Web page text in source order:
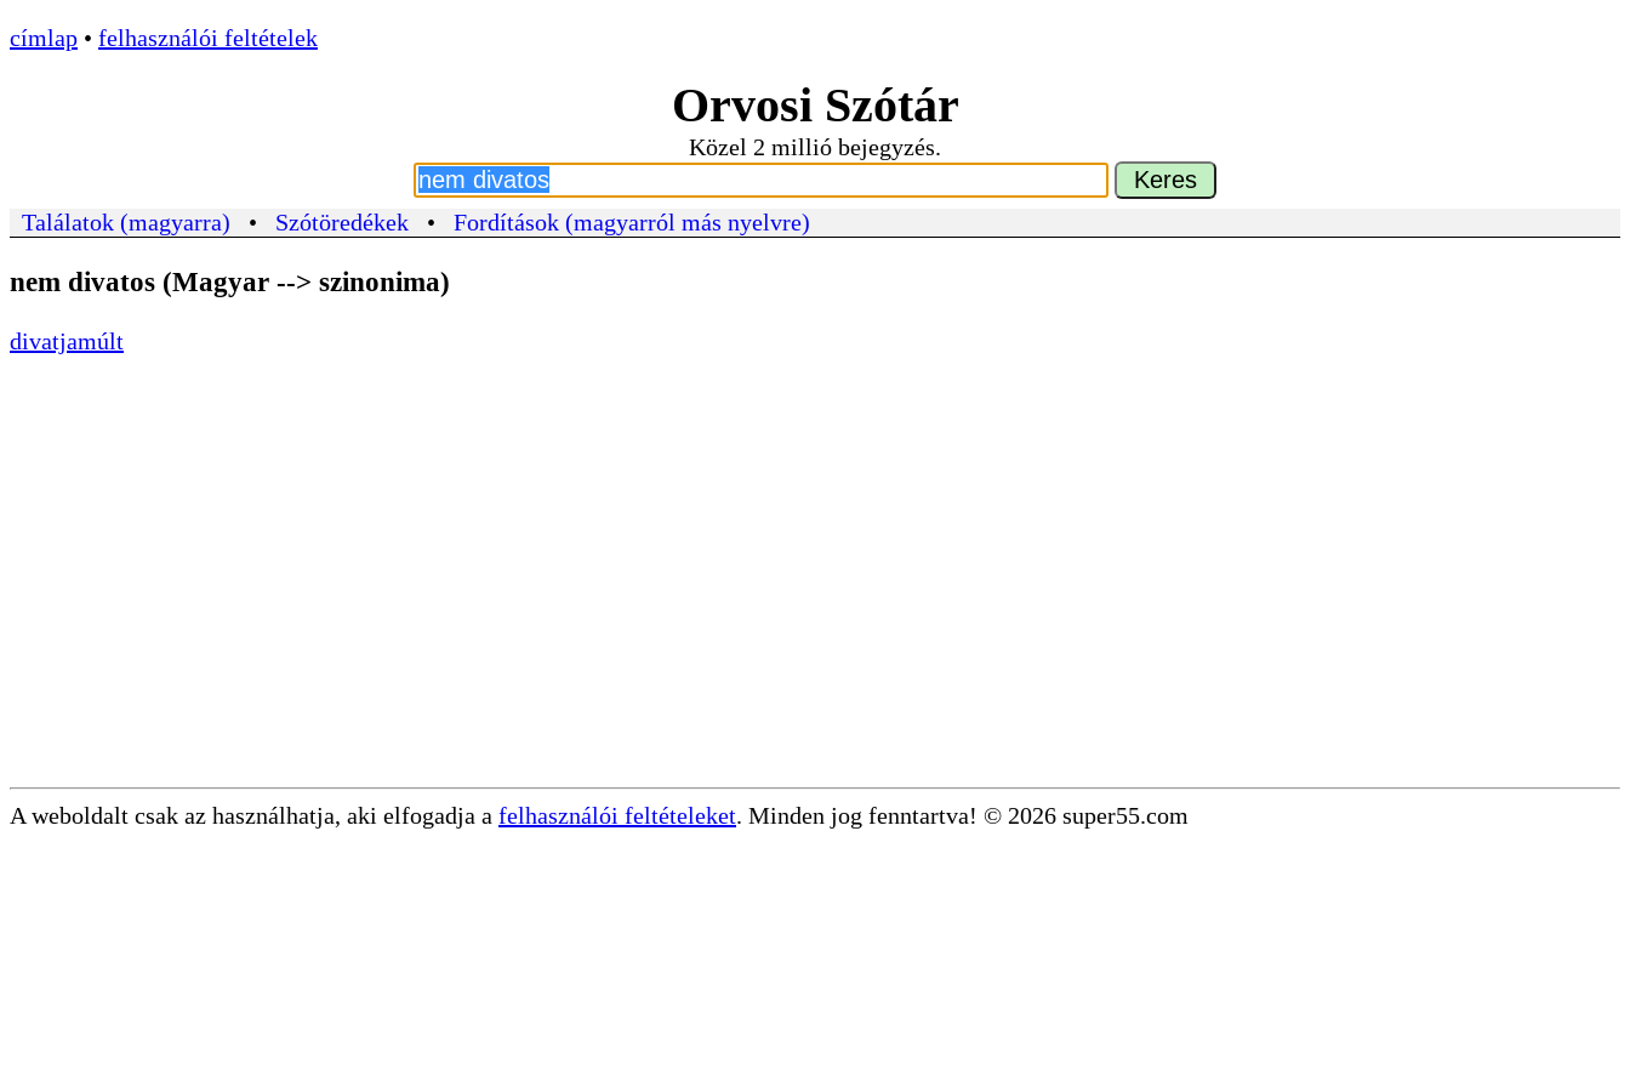
címlap • felhasználói feltételek
Orvosi Szótár
Közel 2 millió bejegyzés.
Találatok (magyarra) • Szótöredékek • Fordítások (magyarról más nyelvre)
nem divatos (Magyar --> szinonima)
divatjamúlt
A weboldalt csak az használhatja, aki elfogadja a felhasználói feltételeket. Minden jog fenntartva! © 2026 super55.com